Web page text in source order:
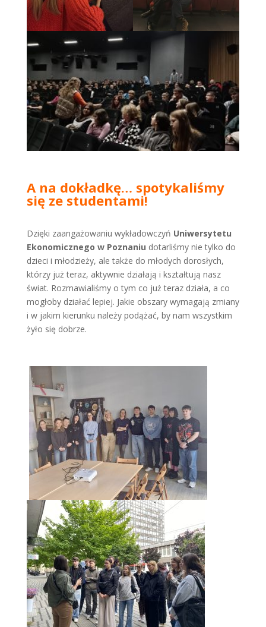
A na dokładkę… spotykaliśmy
się ze studentami!
Dzięki zaangażowaniu wykładowczyń Uniwersytetu
Ekonomicznego w Poznaniu dotarliśmy nie tylko do
dzieci i młodzieży, ale także do młodych dorosłych,
którzy już teraz, aktywnie działają i kształtują nasz
świat. Rozmawialiśmy o tym co już teraz działa, a co
mogłoby działać lepiej. Jakie obszary wymagają zmiany
i w jakim kierunku należy podążać, by nam wszystkim
żyło się dobrze.